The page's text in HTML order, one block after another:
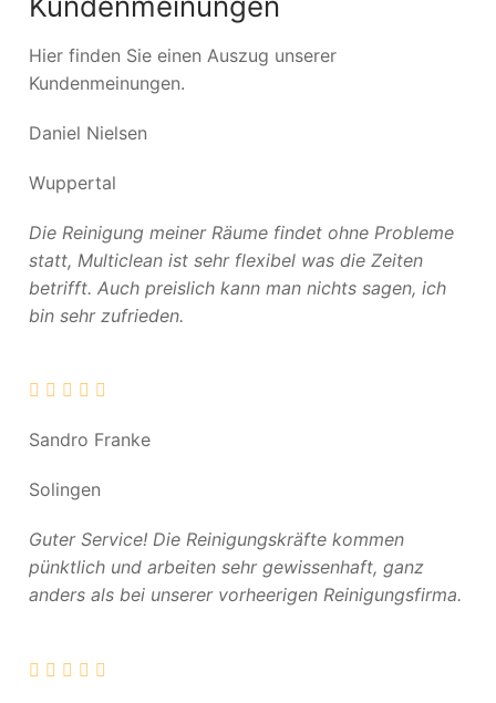
Hier finden Sie einen Auszug unserer
Kundenmeinungen.
Daniel Nielsen
Wuppertal
Die Reinigung meiner Räume findet ohne Probleme
statt, Multiclean ist sehr flexibel was die Zeiten
betrifft. Auch preislich kann man nichts sagen, ich
bin sehr zufrieden.
Sandro Franke
Solingen
Guter Service! Die Reinigungskräfte kommen
pünktlich und arbeiten sehr gewissenhaft, ganz
anders als bei unserer vorheerigen Reinigungsfirma.